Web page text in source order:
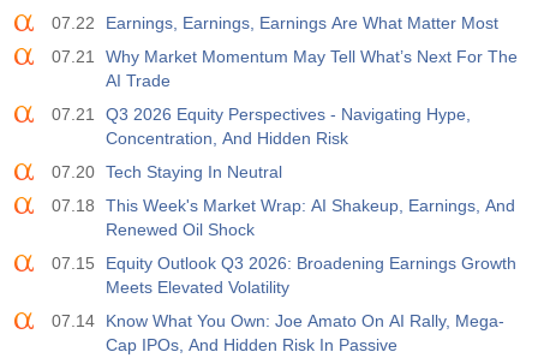
07.22
Earnings, Earnings, Earnings Are What Matter Most
07.21
Why Market Momentum May Tell What’s Next For The
AI Trade
07.21
Q3 2026 Equity Perspectives - Navigating Hype,
Concentration, And Hidden Risk
07.20 Tech Staying In Neutral
07.18
This Week's Market Wrap: AI Shakeup, Earnings, And
Renewed Oil Shock
07.15
Equity Outlook Q3 2026: Broadening Earnings Growth
Meets Elevated Volatility
07.14
Know What You Own: Joe Amato On AI Rally, Mega-
Cap IPOs, And Hidden Risk In Passive